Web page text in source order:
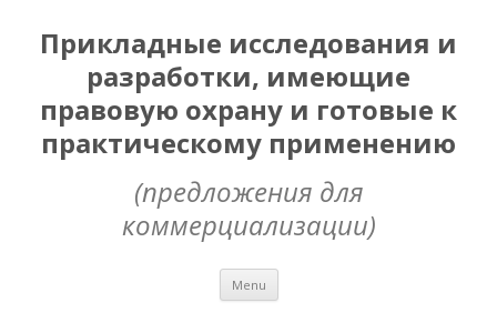
Прикладные исследования и
разработки, имеющие
правовую охрану и готовые к
практическому применению
(предложения для
коммерциализации)
Menu Skip
content